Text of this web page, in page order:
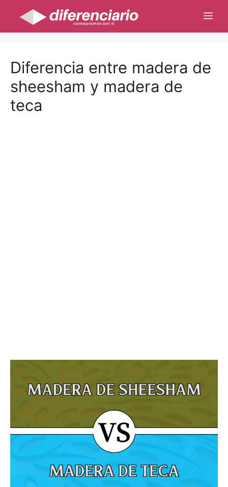
contenido
Diferencia entre madera de
sheesham y madera de
teca